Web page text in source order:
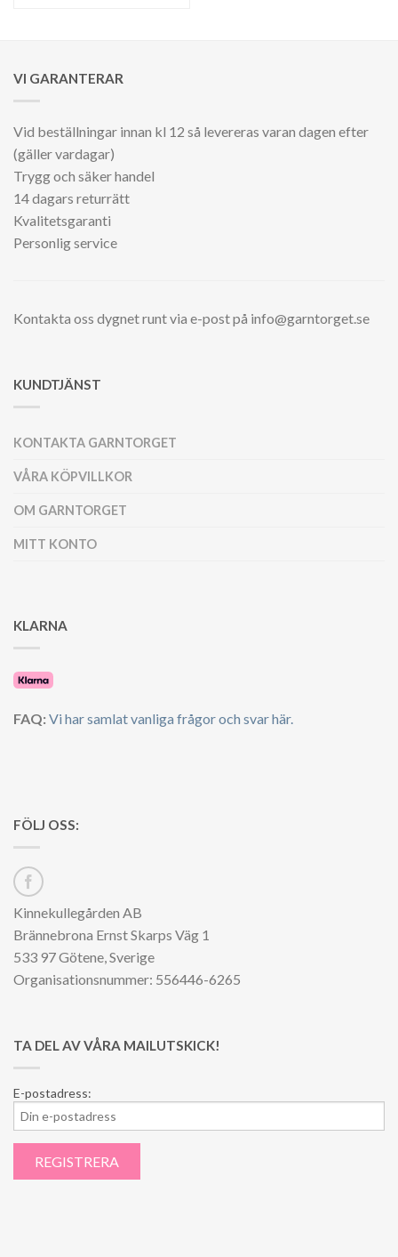
VI GARANTERAR
Vid beställningar innan kl 12 så levereras varan dagen efter
(gäller vardagar)
Trygg och säker handel
14 dagars returrätt
Kvalitetsgaranti
Personlig service
Kontakta oss dygnet runt via e-post på info@garntorget.se
KUNDTJÄNST
KONTAKTA GARNTORGET
VÅRA KÖPVILLKOR
OM GARNTORGET
MITT KONTO
KLARNA
FAQ:Vi har samlat vanliga frågor och svar här.
FÖLJ OSS:
Kinnekullegården AB
Brännebrona Ernst Skarps Väg 1
533 97 Götene, Sverige
Organisationsnummer: 556446-6265
TA DEL AV VÅRA MAILUTSKICK!
E-postadress: